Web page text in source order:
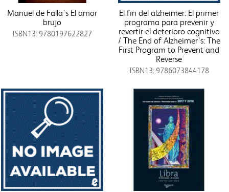
Manuel de Falla's El amor
brujo
ISBN13: 9780197622827
El fin del alzheimer: El primer
programa para prevenir y
revertir el deterioro cognitivo
/ The End of Alzheimer's: The
First Program to Prevent and
Reverse
ISBN13: 9786073844178